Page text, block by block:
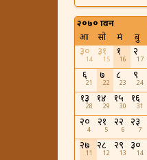
२०७० श्रावन
आ सो मं बु
३०
14
३१
15
१
16
२
17
६
21
७
22
८
23
९
24
१३
28
१४
29
१५
30
१६
31
२०
4
२१
5
२२
6
२३
7
२७
11
२८
12
२९
13
३०
14